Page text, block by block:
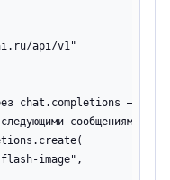
api/v1"
chat.completions — с
сообщениями
image",